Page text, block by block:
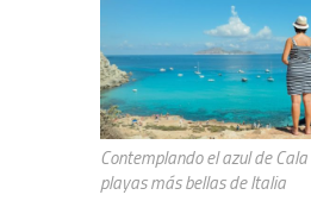
Contemplando el azul de
playas más bellas de Italia